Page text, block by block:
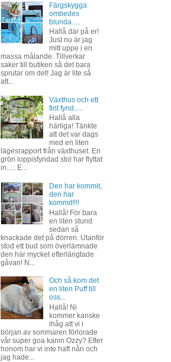
Färgskygga
ombedes
blunda.....
Hallå där på er!
Just nu är jag
mitt uppe i en
massa målande. Tillverkar
saker till butiken så det bara
sprutar om det! Jag är lite så
att...
Växthus och ett
fint fynd.....
Hallå alla
härliga! Tänkte
att det var dags
med en liten
lägesrapport från växthuset. En
grön loppisfyndad stol har flyttat
in..... E...
Den har kommit,
den har
kommit!!!!
Hallå! För bara
en liten stund
sedan så
knackade det på dörren. Utanför
stod ett bud som överlämnade
den här mycket efterlängtade
gåvan! N...
Och så kom det
en liten Puff till
oss...
Hallå! Ni
kommer kanske
ihåg att vi i
början av sommaren förlorade
vår super goa kanin Ozzy? Efter
honom har vi inte haft nån och
jag hade...